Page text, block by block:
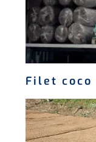
Filet coco